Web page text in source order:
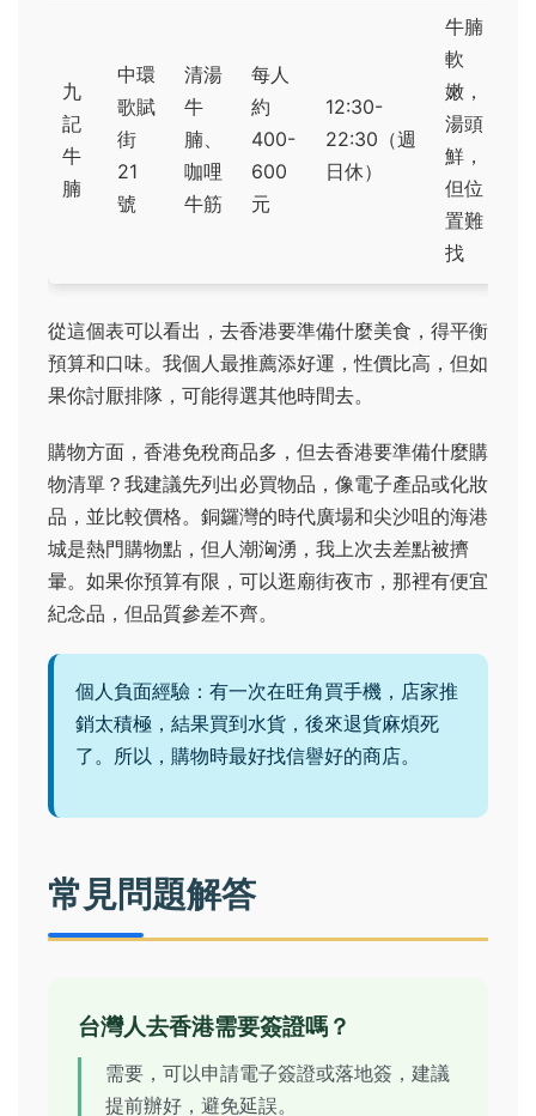
九
記
牛
腩
中環
歌賦
街
21
號
清湯
牛
腩、
咖哩
牛筋
每人
約
400-
600
元
12:30-
22:30（週
日休）
牛腩
軟
嫩，
湯頭
鮮，
但位
置難
找
從這個表可以看出，去香港要準備什麼美食，得平衡
預算和口味。我個人最推薦添好運，性價比高，但如
果你討厭排隊，可能得選其他時間去。
購物方面，香港免稅商品多，但去香港要準備什麼購
物清單？我建議先列出必買物品，像電子產品或化妝
品，並比較價格。銅鑼灣的時代廣場和尖沙咀的海港
城是熱門購物點，但人潮洶湧，我上次去差點被擠
暈。如果你預算有限，可以逛廟街夜市，那裡有便宜
紀念品，但品質參差不齊。
個人負面經驗：有一次在旺角買手機，店家推
銷太積極，結果買到水貨，後來退貨麻煩死
了。所以，購物時最好找信譽好的商店。
常見問題解答
台灣人去香港需要簽證嗎？
需要，可以申請電子簽證或落地簽，建議
提前辦好，避免延誤。